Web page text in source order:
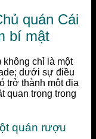
quán Cái
bí mật
không chỉ là một
dưới sự điều
trở thành một địa
quan trọng trong
quán rượu